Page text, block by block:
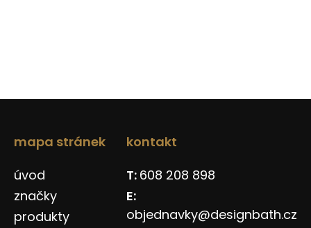
mapa stránek
úvod
značky
produkty
kontakt
608 208 898
objednavky@designbath.cz